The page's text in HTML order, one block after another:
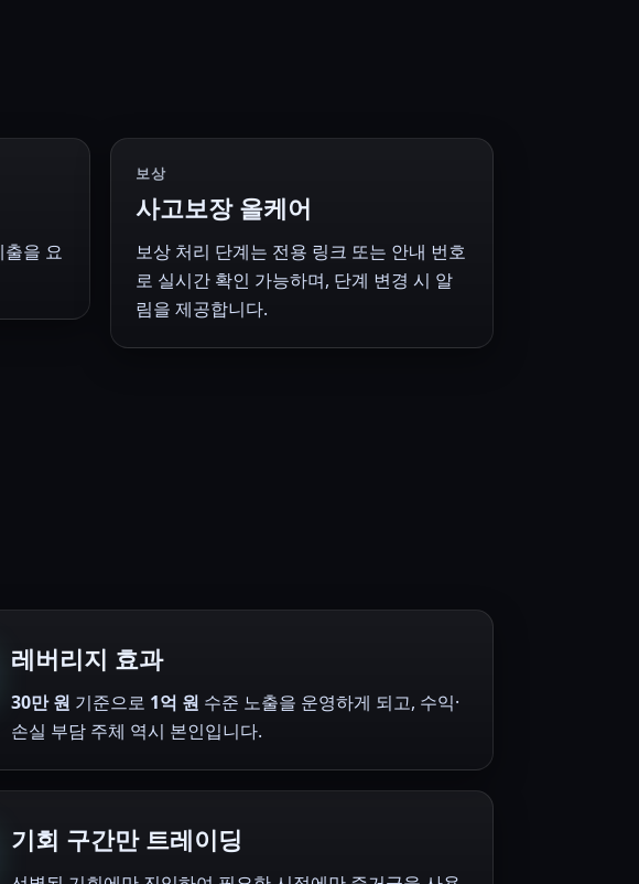
출을 요
보상
사고보장 올케어
보상 처리 단계는 전용 링크 또는 안내 번호
로 실시간 확인 가능하며, 단계 변경 시 알
림을 제공합니다.
레버리지 효과
30만 원 기준으로 1억 원 수준 노출을 운영하게 되고, 수익·
손실 부담 주체 역시 본인입니다.
기회 구간만 트레이딩